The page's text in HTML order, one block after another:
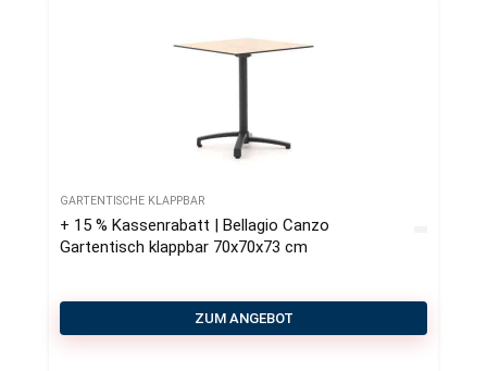
GARTENTISCHE KLAPPBAR
+ 15 % Kassenrabatt | Bellagio Canzo
Gartentisch klappbar 70x70x73 cm
ZUM ANGEBOT